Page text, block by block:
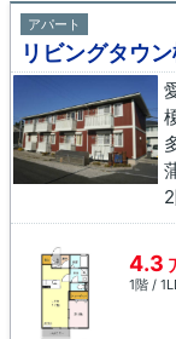
アパート
リビングタウ
4.3
1階 /